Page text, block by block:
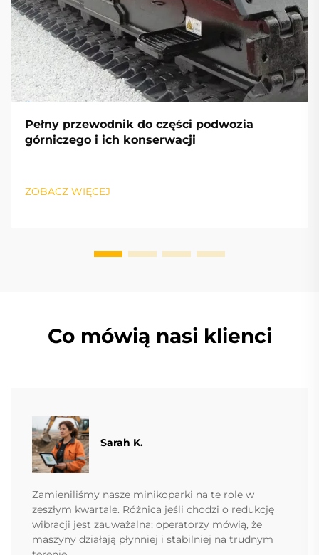
Pełny przewodnik do części podwozia
górniczego i ich konserwacji
ZOBACZ WIĘCEJ
Co mówią nasi klienci
Sarah K.
Zamieniliśmy nasze minikoparki na te role w
zeszłym kwartale. Różnica jeśli chodzi o redukcję
wibracji jest zauważalna; operatorzy mówią, że
maszyny działają płynniej i stabilniej na trudnym